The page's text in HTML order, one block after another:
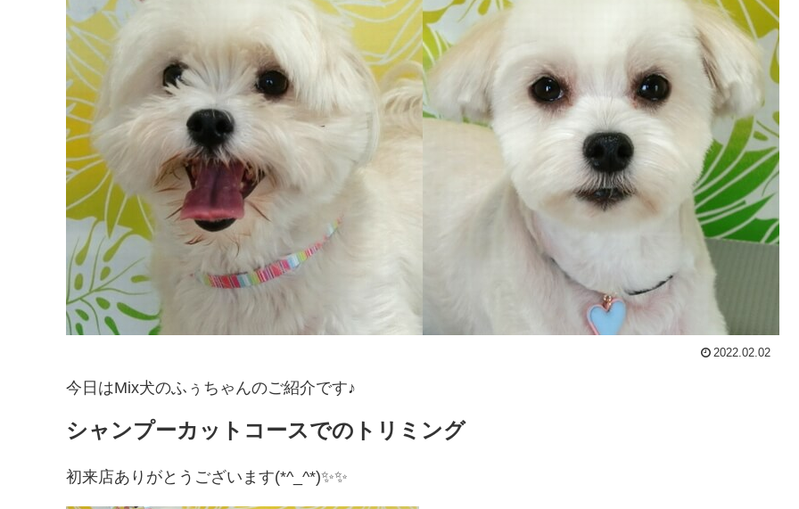
2022.02.02
今日はMix犬のふぅちゃんのご紹介です♪
シャンプーカットコースでのトリミング
初来店ありがとうございます(*^_^*)✨✨